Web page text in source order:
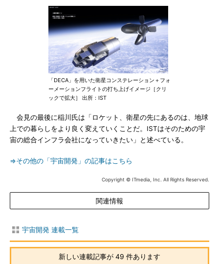
「DECA」を用いた衛星コンステレーション＋フォ
ーメーションフライトの打ち上げイメージ［クリ
ックで拡大］ 出所：IST
会見の最後に稲川氏は「ロケット、衛星の先にあるのは、地球
上での暮らしをより良く変えていくことだ。ISTはそのための宇
宙の総合インフラ会社になっていきたい」と述べている。
⇒その他の「宇宙開発」の記事はこちら
Copyright © ITmedia, Inc. All Rights Reserved.
関連情報
宇宙開発 連載一覧
新しい連載記事が 49 件あります